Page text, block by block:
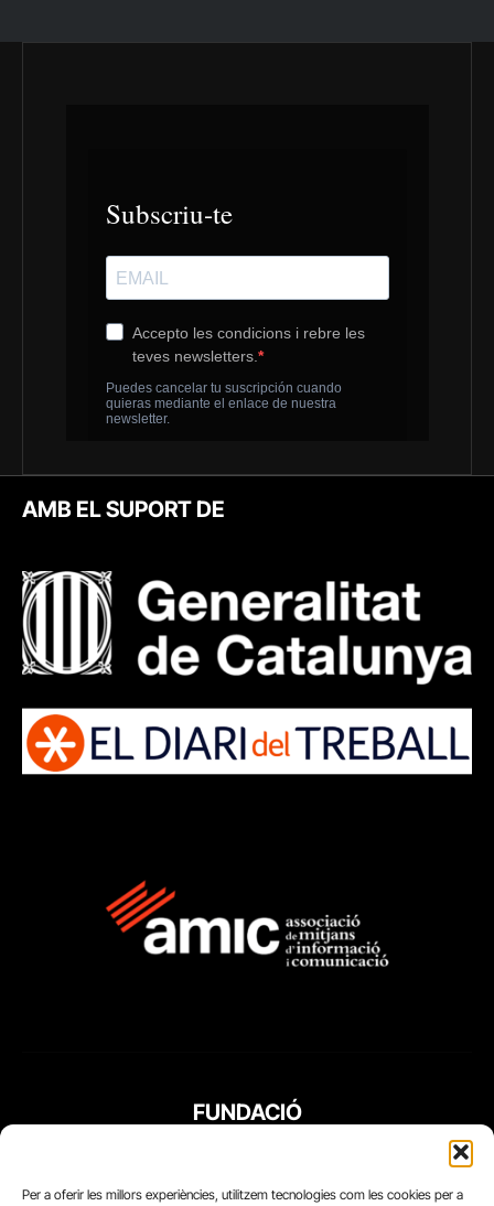
Per a oferir les millors experiències, utilitzem tecnologies com les cookies per a
AMB EL SUPORT DE
FUNDACIÓ